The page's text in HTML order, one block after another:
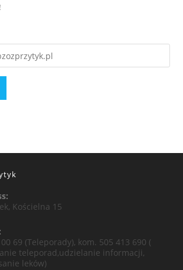
Kościelna 15
69 (Teleporady), kom. 505 413 690 (
teleporad,udzielanie informacji,
leków)